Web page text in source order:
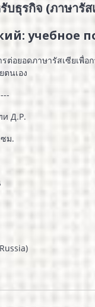
บธุรกิจ (ภาษารั
учебное
ต่อยอดภาษารัสเซียเพื่
ตนเอง
Д.Р.
ม.